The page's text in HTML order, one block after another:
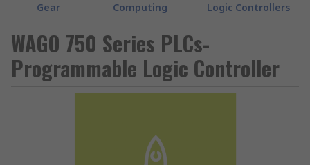
Gear
Computing
Logic Controllers
WAGO 750 Series PLCs-
Programmable Logic Controller